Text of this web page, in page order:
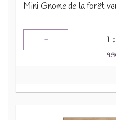
Mini Gnome de la forêt
- 1
9.9